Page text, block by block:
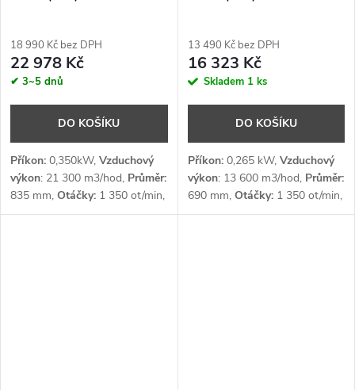
18 990 Kč bez DPH
22 978 Kč
✔ 3~5 dnů
DO KOŠÍKU
Příkon: 0,350kW, Vzduchový
výkon: 21 300 m3/hod, Průměr:
835 mm, Otáčky: 1 350 ot/min,
Šířka záběru:20 m,Napětí:1 x
13 490 Kč bez DPH
16 323 Kč
Skladem 1 ks
DO KOŠÍKU
Příkon:0,265 kW, Vzduchový
výkon: 13 600 m3/hod, Průměr:
690 mm, Otáčky:1 350 ot/min,
Šířka záběru:14 m,Napětí:1 x